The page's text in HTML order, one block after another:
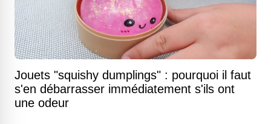
Jouets "squishy dumplings" : pourquoi il faut
s'en débarrasser immédiatement s'ils ont
une odeur